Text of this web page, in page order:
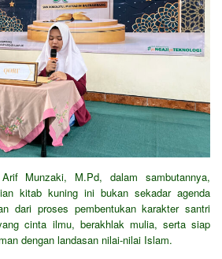
Munzaki, M.Pd, dalam sambutannya,
kitab kuning ini bukan sekadar agenda
dari proses pembentukan karakter santri
cinta ilmu, berakhlak mulia, serta siap
dengan landasan nilai-nilai Islam.